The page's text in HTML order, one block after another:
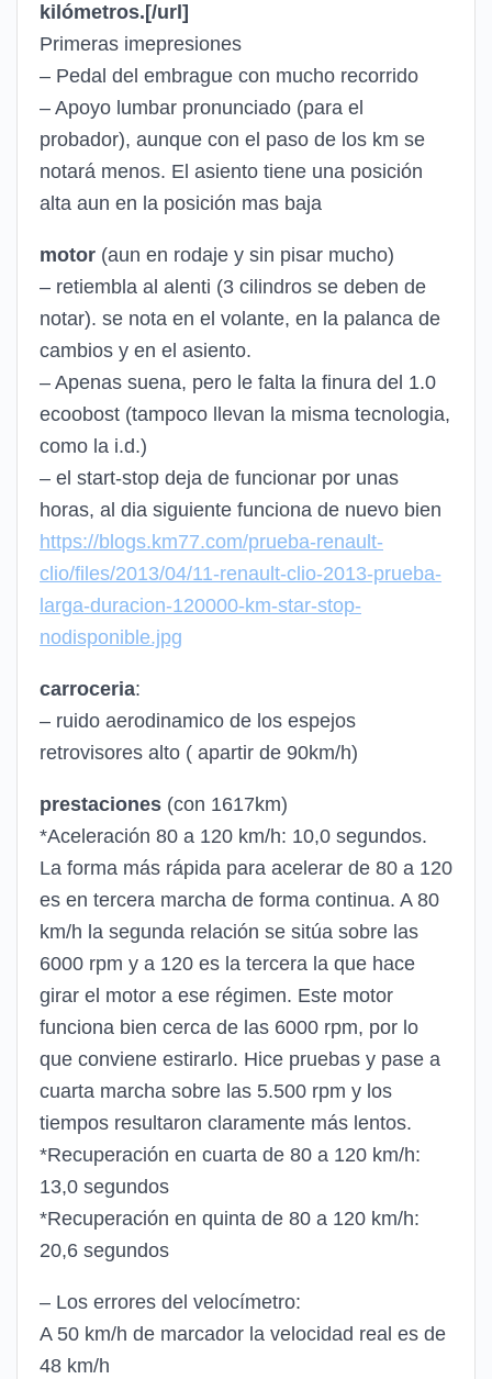
kilómetros. [/url]
Primeras imepresiones
– Pedal del embrague con mucho recorrido
– Apoyo lumbar pronunciado (para el
probador), aunque con el paso de los km se
notará menos. El asiento tiene una posición
alta aun en la posición mas baja
motor (aun en rodaje y sin pisar mucho)
– retiembla al alenti (3 cilindros se deben de
notar). se nota en el volante, en la palanca de
cambios y en el asiento.
– Apenas suena, pero le falta la finura del 1.0
ecoobost (tampoco llevan la misma tecnologia,
como la i.d.)
– el start-stop deja de funcionar por unas
horas, al dia siguiente funciona de nuevo bien
https://blogs.km77.com/prueba-renault-
clio/files/2013/04/11-renault-clio-2013-prueba-
larga-duracion-120000-km-star-stop-
nodisponible.jpg
carroceria:
– ruido aerodinamico de los espejos
retrovisores alto ( apartir de 90km/h)
prestaciones (con 1617km)
*Aceleración 80 a 120 km/h: 10,0 segundos.
La forma más rápida para acelerar de 80 a 120
es en tercera marcha de forma continua. A 80
km/h la segunda relación se sitúa sobre las
6000 rpm y a 120 es la tercera la que hace
girar el motor a ese régimen. Este motor
funciona bien cerca de las 6000 rpm, por lo
que conviene estirarlo. Hice pruebas y pase a
cuarta marcha sobre las 5.500 rpm y los
tiempos resultaron claramente más lentos.
*Recuperación en cuarta de 80 a 120 km/h:
13,0 segundos
*Recuperación en quinta de 80 a 120 km/h:
20,6 segundos
– Los errores del velocímetro:
A 50 km/h de marcador la velocidad real es de
48 km/h